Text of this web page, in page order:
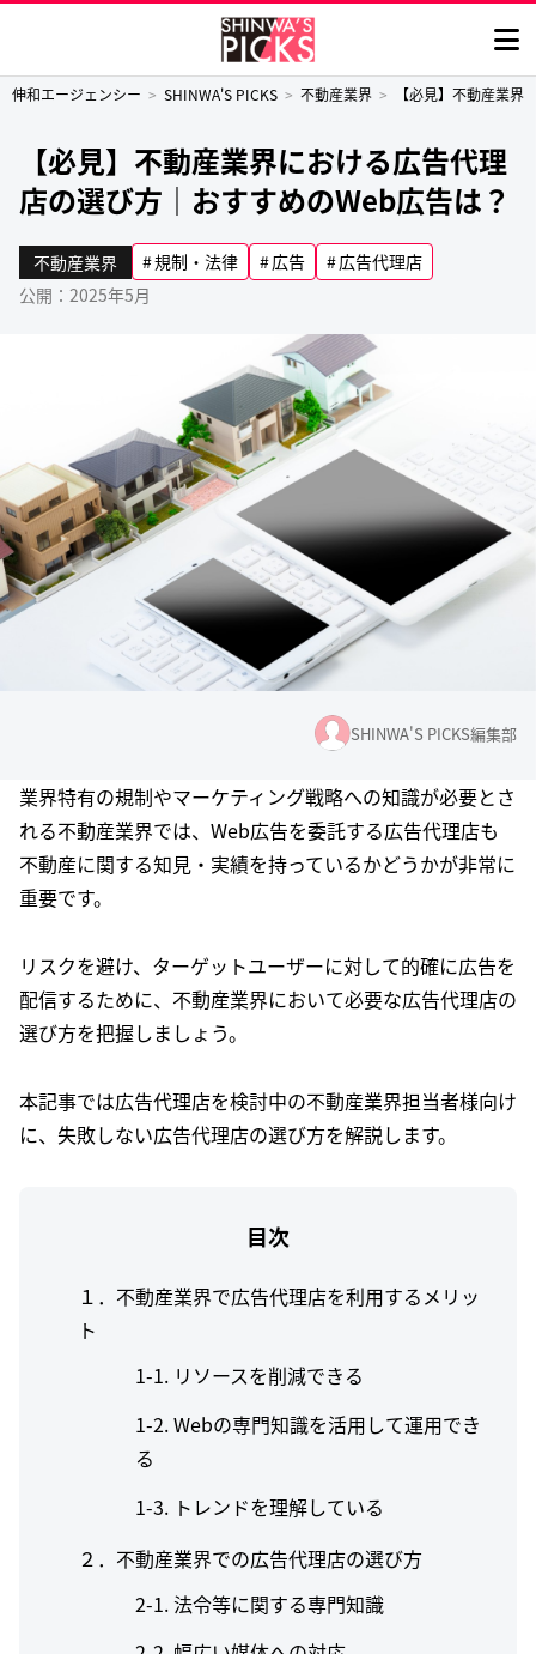
伸和エージェンシー SHINWA'S PICKS 不動産業界 【必見】不動産業
【必見】不動産業界における広告代理
店の選び方｜おすすめのWeb広告は？
不動産業界 規制・法律 広告
広告代理店
公開：2025年5月
SHINWA'S PICKS編集部
業界特有の規制やマーケティング戦略への知識が必要とさ
れる不動産業界では、Web広告を委託する広告代理店も
不動産に関する知見・実績を持っているかどうかが非常に
重要です。
リスクを避け、ターゲットユーザーに対して的確に広告を
配信するために、不動産業界において必要な広告代理店の
選び方を把握しましょう。
本記事では広告代理店を検討中の不動産業界担当者様向け
に、失敗しない広告代理店の選び方を解説します。
目次
１．不動産業界で広告代理店を利用するメリッ
ト
リソースを削減できる
Webの専門知識を活用して運用でき
る
トレンドを理解している
２．不動産業界での広告代理店の選び方
法令等に関する専門知識